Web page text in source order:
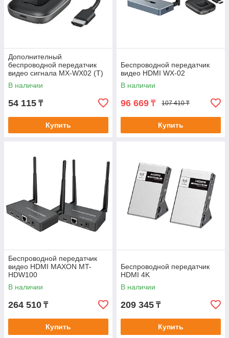
Дополнителный
беспроводной передатчик
видео сигнала MX-WX02 (Т)
В наличии
54 115 ₸
Купить
Беспроводной передатчик
видео HDMI WХ-02
В наличии
96 669 ₸ 107 410 ₸
Купить
Беспроводной передатчик
видео HDMI MAXON MT-
HDW100
В наличии
264 510 ₸
Купить
Беспроводной передатчик
HDMI 4K
В наличии
209 345 ₸
Купить